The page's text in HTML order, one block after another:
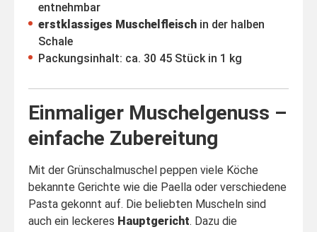
entnehmbar
erstklassiges Muschelfleisch in der halben
Schale
Packungsinhalt: ca. 30 45 Stück in 1 kg
Einmaliger Muschelgenuss –
einfache Zubereitung
Mit der Grünschalmuschel peppen viele Köche
bekannte Gerichte wie die Paella oder verschiedene
Pasta gekonnt auf. Die beliebten Muscheln sind
auch ein leckeres Hauptgericht. Dazu die